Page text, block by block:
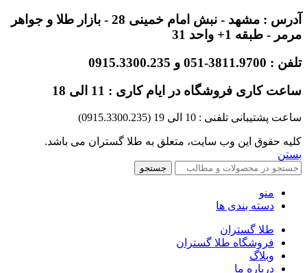
آدرس : مشهد - نبش امام خمینی 28 - بازار طلا و جواهر
مرمر - طبقه 1+ واحد 31
تلفن : 3811.9700-051 و 0915.3300.235
ساعت کاری فروشگاه در ایام کاری : 11 الی 18
ساعت پشتیبانی تلفنی : 10 الی 19 (0915.3300.235)
کلیه حقوق این وب سایت، متعلق به طلا گستران می باشد.
بستن
جستجو
منو
دسته بندی ها
طلا گستران
فروشگاه طلا گستران
وبلاگ
درباره ما